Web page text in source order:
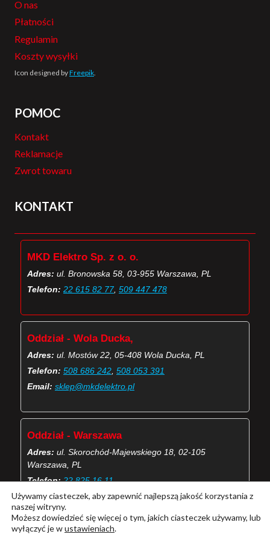
O nas
Płatności
Regulamin
Koszty wysyłki
Icon designed byFreepik.
POMOC
Kontakt
Reklamacje
Zwrot towaru
KONTAKT
MKD Elektro Sp. z o. o.
Adres: ul. Bronowska 58, 03-955 Warszawa, PL
Telefon: 22 615 82 77, 509 447 478
Oddział - Wola Ducka,
Adres: ul. Mostów 22, 05-408 Wola Ducka, PL
Telefon: 508 686 242 508 053 391
Email: sklep@mkdelektro.pl
Oddział - Warszawa
Adres: ul. Skorochód-Majewskiego 18, 02-105
Warszawa, PL
Telefon: 22 825 16 11
Email: skorochod@mkdelektro.pl
(Więcej o kontaktach MKD Elektro)
Używamy ciasteczek, aby zapewnić najlepszą jakość korzystania z
naszej witryny.
Możesz dowiedzieć się więcej o tym, jakich ciasteczek używamy, lub
wyłączyć je wustawieniach.